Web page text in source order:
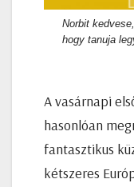
Norbit
hogy tanuja
A vasárnapi
hasonlóan
fantasztikus
kétszeres